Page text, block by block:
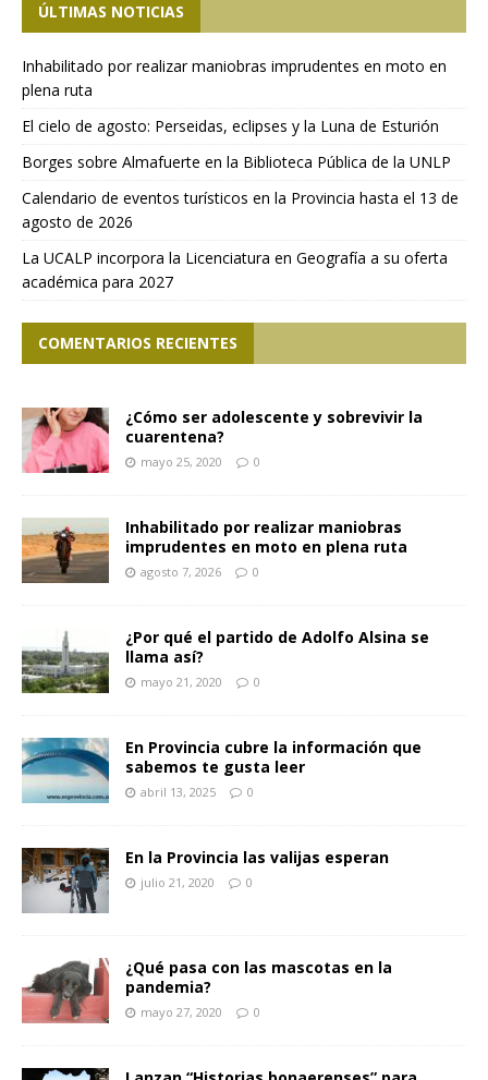
ÚLTIMAS NOTICIAS
Inhabilitado por realizar maniobras imprudentes en moto en
plena ruta
El cielo de agosto: Perseidas, eclipses y la Luna de Esturión
Borges sobre Almafuerte en la Biblioteca Pública de la UNLP
Calendario de eventos turísticos en la Provincia hasta el 13 de
agosto de 2026
La UCALP incorpora la Licenciatura en Geografía a su oferta
académica para 2027
COMENTARIOS RECIENTES
¿Cómo ser adolescente y sobrevivir la
cuarentena?
mayo 25, 2020 0
Inhabilitado por realizar maniobras
imprudentes en moto en plena ruta
agosto 7, 2026 0
¿Por qué el partido de Adolfo Alsina se
llama así?
mayo 21, 2020 0
En Provincia cubre la información que
sabemos te gusta leer
abril 13, 2025 0
En la Provincia las valijas esperan
julio 21, 2020 0
¿Qué pasa con las mascotas en la
pandemia?
mayo 27, 2020 0